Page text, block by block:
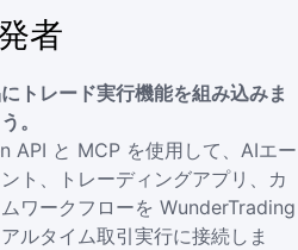
者
トレード実行機能を組み込みま
。
API と MCP を使用して、AIエー
ト、トレーディングアプリ、カ
ワークフローを WunderTrading
ルタイム取引実行に接続しま